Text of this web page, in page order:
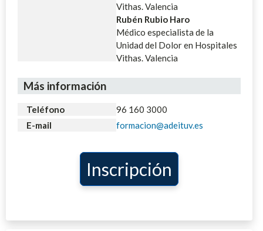
Vithas. Valencia
Rubén Rubio Haro
Médico especialista de la
Unidad del Dolor en Hospitales
Vithas. Valencia
Más información
Teléfono
96 160 3000
E-mail
formacion@adeituv.es
Inscripción